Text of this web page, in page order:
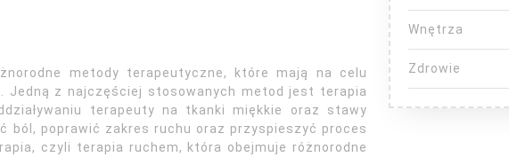
metody terapeutyczne, które mają na celu
Jedną z najczęściej stosowanych metod jest terapia
terapeuty na tkanki miękkie oraz stawy
ból, poprawić zakres ruchu oraz przyspieszyć proces
czyli terapia ruchem, która obejmuje różnorodne
Wnętrza
Zdrowie